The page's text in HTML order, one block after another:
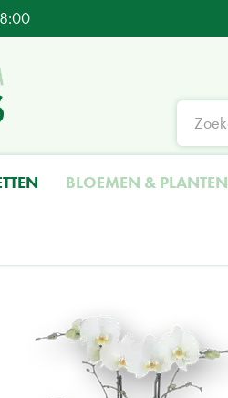
BLOEMEN & PLANTEN